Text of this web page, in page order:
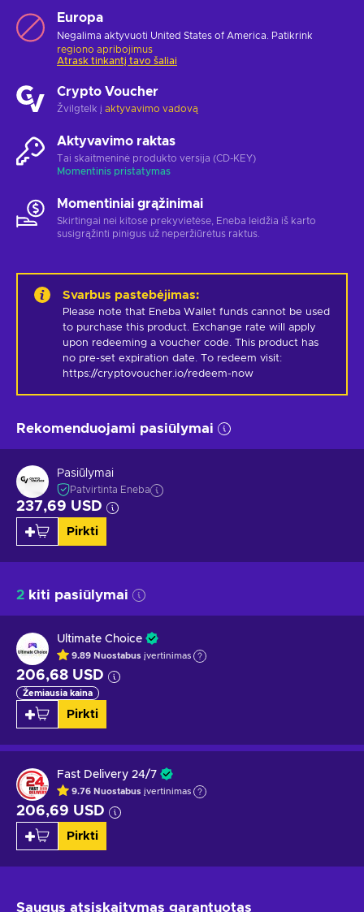
Europa
Negalima aktyvuoti United States of America. Patikrink
regiono apribojimus
Atrask tinkantį tavo šaliai
Crypto Voucher
Žvilgtelk į aktyvavimo vadovą
Aktyvavimo raktas
Tai skaitmeninė produkto versija (CD-KEY)
Momentinis pristatymas
Momentiniai grąžinimai
Skirtingai nei kitose prekyvietėse, Eneba leidžia iš karto
susigrąžinti pinigus už neperžiūrėtus raktus.
Svarbus pastebėjimas:
Please note that Eneba Wallet funds cannot be used
to purchase this product. Exchange rate will apply
upon redeeming a voucher code. This product has
no pre-set expiration date. To redeem visit:
https://cryptovoucher.io/redeem-now
Rekomenduojami pasiūlymai
Pasiūlymai
Patvirtinta Eneba
237,69 USD
Pirkti
2 kiti pasiūlymai
Ultimate Choice
9.89 Nuostabus įvertinimas
206,68 USD
Žemiausia kaina
Pirkti
Fast Delivery 24/7
9.76 Nuostabus įvertinimas
206,69 USD
Pirkti
Saugus atsiskaitymas garantuotas